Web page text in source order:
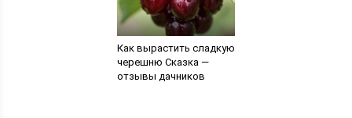
Как вырастить сладкую
черешню Сказка —
отзывы дачников